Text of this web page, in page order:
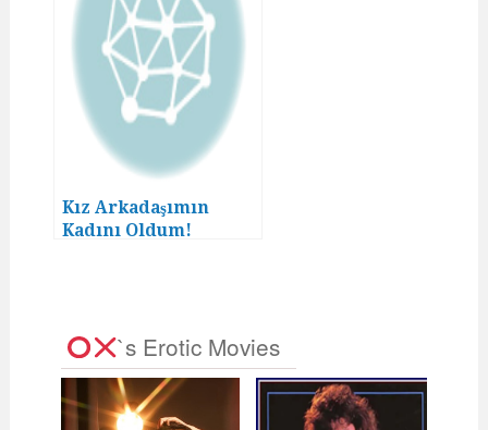
Kız Arkadaşımın
Kadını Oldum!
`s Erotic Movies